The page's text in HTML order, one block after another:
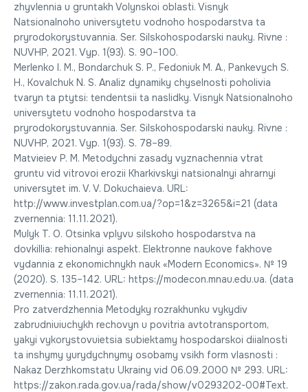
zhyvlennia u gruntakh Volynskoi oblasti. Visnyk
Natsionalnoho universytetu vodnoho hospodarstva ta
pryrodokorystuvannia. Ser. Silskohospodarski nauky. Rivne :
NUVHP, 2021. Vyp. 1(93). S. 90–100.
Merlenko I. M., Bondarchuk S. P., Fedoniuk M. A., Pankevych S.
H., Kovalchuk N. S. Analiz dynamiky chyselnosti poholivia
tvaryn ta ptytsi: tendentsii ta naslidky. Visnyk Natsionalnoho
universytetu vodnoho hospodarstva ta
pryrodokorystuvannia. Ser. Silskohospodarski nauky. Rivne :
NUVHP, 2021. Vyp. 1(93). S. 78–89.
Matvieiev P. M. Metodychni zasady vyznachennia vtrat
gruntu vid vitrovoi erozii Kharkivskyi natsionalnyi ahrarnyi
universytet im. V. V. Dokuchaieva. URL:
http://www.investplan.com.ua/?op=1&z=3265&i=21 (data
zvernennia: 11.11.2021).
Mulyk T. O. Otsinka vplyvu silskoho hospodarstva na
dovkillia: rehionalnyi aspekt. Elektronne naukove fakhove
vydannia z ekonomichnykh nauk «Modern Economics». № 19
(2020). S. 135–142. URL: https://modecon.mnau.edu.ua. (data
zvernennia: 11.11.2021).
Pro zatverdzhennia Metodyky rozrakhunku vykydiv
zabrudniuiuchykh rechovyn u povitria avtotransportom,
yakyi vykorystovuietsia subiektamy hospodarskoi diialnosti
ta inshymy yurydychnymy osobamy vsikh form vlasnosti :
Nakaz Derzhkomstatu Ukrainy vid 06.09.2000 № 293. URL:
https://zakon.rada.gov.ua/rada/show/v0293202-00#Text.